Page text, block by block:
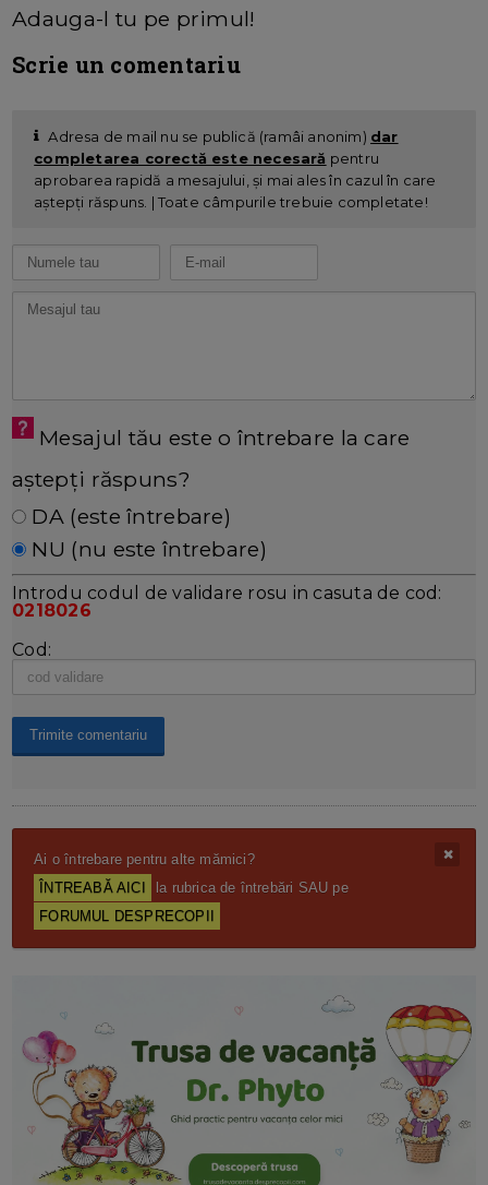
Adauga-l tu pe primul!
Scrie un comentariu
Adresa de mail nu se publică (ramâi anonim) dar
completarea corectă este necesară pentru
aprobarea rapidă a mesajului, și mai ales în cazul în care
aștepți răspuns. | Toate câmpurile trebuie completate!
Mesajul tău este o întrebare la care
aștepți răspuns?
DA (este întrebare)
NU (nu este întrebare)
Introdu codul de validare rosu in casuta de cod:
0218026
Cod:
Ai o întrebare pentru alte mămici?
ÎNTREABĂ AICI
la rubrica de întrebări SAU pe
FORUMUL DESPRECOPII